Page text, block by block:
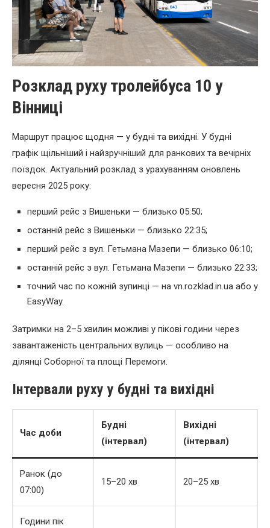
Розклад руху тролейбуса 10 у
Вінниці
Маршрут працює щодня — у будні та вихідні. У будні
графік щільніший і найзручніший для ранкових та вечірніх
поїздок. Актуальний розклад з урахуванням оновлень
вересня 2025 року:
перший рейс з Вишеньки — близько 05:50;
останній рейс з Вишеньки — близько 22:35;
перший рейс з вул. Гетьмана Мазепи — близько 06:10;
останній рейс з вул. Гетьмана Мазепи — близько 22:33;
точний час по кожній зупинці — на vn.rozklad.in.ua або у
EasyWay.
Затримки на 2–5 хвилин можливі у пікові години через
завантаженість центральних вулиць — особливо на
ділянці Соборної та площі Перемоги.
Інтервали руху у будні та вихідні
Час доби
Будні
(інтервал)
Вихідні
(інтервал)
Ранок (до
07:00)
15–20 хв 20–25 хв
Години пік